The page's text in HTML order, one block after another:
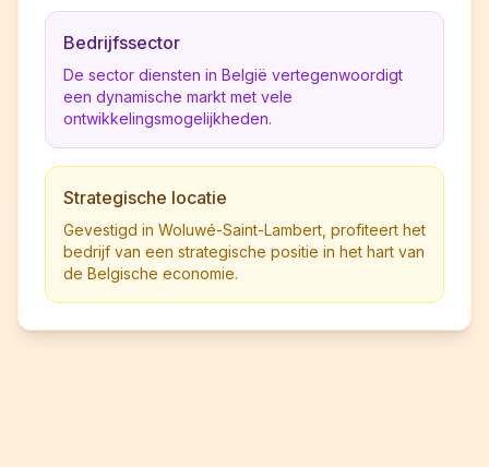
Bedrijfssector
De sector diensten in België vertegenwoordigt
een dynamische markt met vele
ontwikkelingsmogelijkheden.
Strategische locatie
Gevestigd in Woluwé-Saint-Lambert, profiteert het
bedrijf van een strategische positie in het hart van
de Belgische economie.